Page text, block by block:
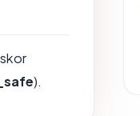
).